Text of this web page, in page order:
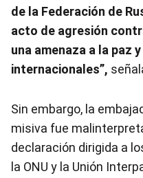
de la Federación de
acto de agresión
una amenaza a la paz
internacionales”,
Sin embargo, la
misiva fue
declaración dirigida a
la ONU y la Unión